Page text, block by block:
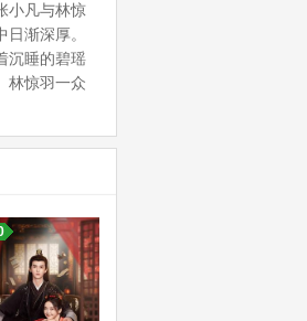
小凡与林惊
渐深厚。
沉睡的碧瑶
林惊羽一众